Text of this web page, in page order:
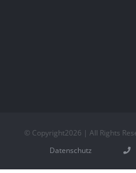
© Copyright2026 | All Rights
Datenschutz